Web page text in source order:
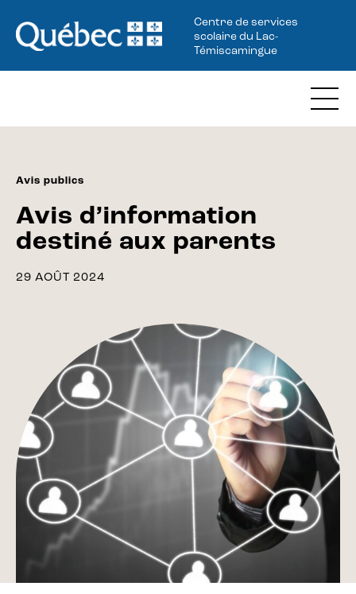
Centre de services
scolaire du Lac-
Témiscamingue
Avis publics
Avis d’information
destiné aux parents
29 AOÛT 2024